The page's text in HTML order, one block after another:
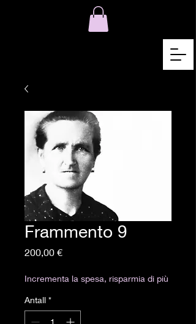
Frammento 9
200,00 €Pris
Incrementa la spesa, risparmia di più
Antall *